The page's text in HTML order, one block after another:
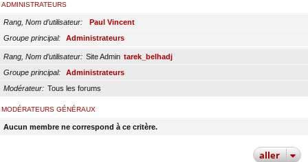
ADMINISTRATEURS
Rang, Nom d’utilisateur
Paul Vincent
Groupe principal
Administrateurs
Rang, Nom d’utilisateur Site Admin tarek_belhadj
Groupe principal
Administrateurs
Modérateur
Tous les forums
MODÉRATEURS GÉNÉRAUX
Aucun membre ne correspond à ce critère.
aller